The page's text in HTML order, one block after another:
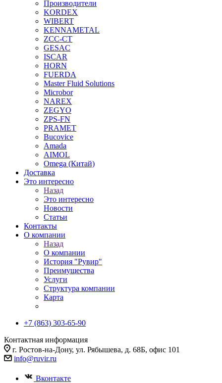
Производители
KORDEX
WIBERT
KENNAMETAL
ZCC-CT
GESAC
ISCAR
HORN
FUERDA
Master Fluid Solutions
Microbor
NAREX
ZEGYO
ZPS-FN
PRAMET
Bucovice
Amada
AIMOL
Omega (Китай)
Доставка
Это интересно
Назад
Это интересно
Новости
Статьи
Контакты
О компании
Назад
О компании
История "Рувир"
Преимущества
Услуги
Структура компании
Карта
+7 (863) 303-65-90
Контактная информация
г. Ростов-на-Дону, ул. Рябышева, д. 68Б, офис 101
info@ruvir.ru
Вконтакте